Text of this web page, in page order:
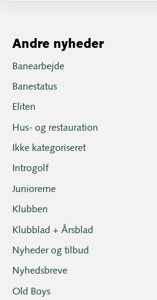
Andre nyheder
Banearbejde
Banestatus
Eliten
Hus- og restauration
Ikke kategoriseret
Introgolf
Juniorerne
Klubben
Klubblad + Årsblad
Nyheder og tilbud
Nyhedsbreve
Old Boys